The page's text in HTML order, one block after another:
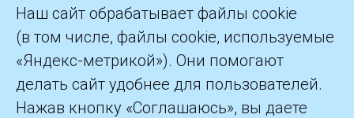
©2026 ПАО «Газпром»
Наш сайт обрабатывает файлы cookie
(в том числе, файлы cookie, используемые
«Яндекс-метрикой»). Они помогают
делать сайт удобнее для пользователей.
Нажав кнопку «Соглашаюсь», вы даете